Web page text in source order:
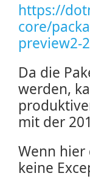
https://
core/
preview2-
Da die
werden,
mit der
Wenn
keine